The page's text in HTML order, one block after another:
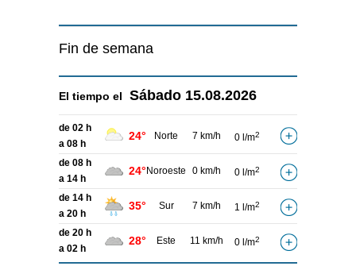
Fin de semana
El tiempo el Sábado 15.08.2026
de 02 h
a 08 h
24° Norte 7 km/h 0 l/m2
de 08 h
a 14 h
24° Noroeste 0 km/h 0 l/m2
de 14 h
a 20 h
35° Sur 7 km/h 1 l/m2
de 20 h
a 02 h
28° Este 11 km/h 0 l/m2